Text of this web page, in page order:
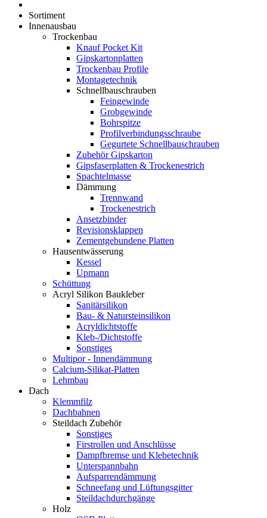
Sortiment
Innenausbau
Trockenbau
Knauf Pocket Kit
Gipskartonplatten
Trockenbau Profile
Montagetechnik
Schnellbauschrauben
Feingewinde
Grobgewinde
Bohrspitze
Profilverbindungsschraube
Gegurtete Schnellbauschrauben
Zubehör Gipskarton
Gipsfaserplatten & Trockenestrich
Spachtelmasse
Dämmung
Trennwand
Trockenestrich
Ansetzbinder
Revisionsklappen
Zementgebundene Platten
Hausentwässerung
Kessel
Upmann
Schüttung
Acryl Silikon Baukleber
Sanitärsilikon
Bau- & Natursteinsilikon
Acryldichtstoffe
Kleb-/Dichtstoffe
Sonstiges
Multipor - Innendämmung
Calcium-Silikat-Platten
Lehmbau
Dach
Klemmfilz
Dachbahnen
Steildach Zubehör
Sonstiges
Firstrollen und Anschlüsse
Dampfbremse und Klebetechnik
Unterspannbahn
Aufsparrendämmung
Schneefang und Lüftungsgitter
Steildachdurchgänge
Holz